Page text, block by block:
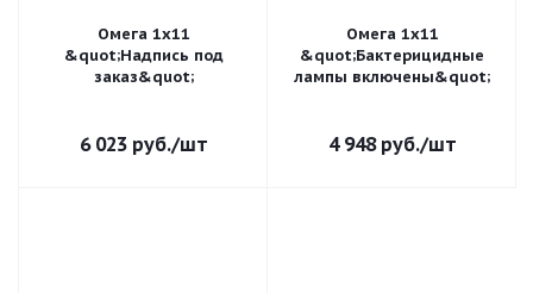
Омега 1х11
&quot;Надпись под
заказ&quot;
6 023руб./шт
Омега 1х11
&quot;Бактерицидные
лампы включены&quot;
4 948руб./шт